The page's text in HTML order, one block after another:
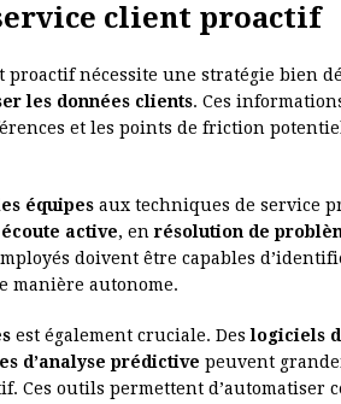
client proactif
proactif nécessite une stratégie bien
les données clients. Ces
et les points de friction
équipes aux techniques de service
écoute active, en résolution de
doivent être capables
manière autonome.
est également cruciale. Deslogiciels
d’analyse prédictive peuvent
Ces outils permettent d’automatiser